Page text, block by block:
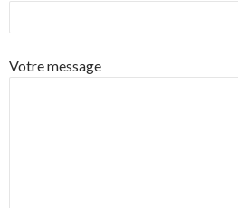
Votre message